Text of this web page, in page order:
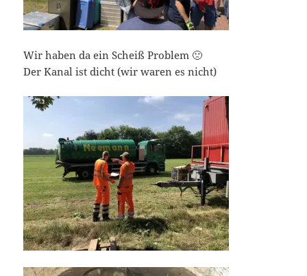
Wir haben da ein Scheiß Problem 🙁
Der Kanal ist dicht (wir waren es nicht)